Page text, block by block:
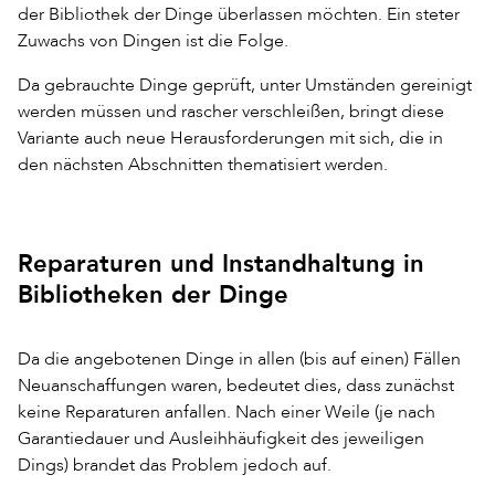
der Bibliothek der Dinge überlassen möchten. Ein steter
Zuwachs von Dingen ist die Folge.
Da gebrauchte Dinge geprüft, unter Umständen gereinigt
werden müssen und rascher verschleißen, bringt diese
Variante auch neue Herausforderungen mit sich, die in
den nächsten Abschnitten thematisiert werden.
Reparaturen und Instandhaltung in
Bibliotheken der Dinge
Da die angebotenen Dinge in allen (bis auf einen) Fällen
Neuanschaffungen waren, bedeutet dies, dass zunächst
keine Reparaturen anfallen. Nach einer Weile (je nach
Garantiedauer und Ausleihhäufigkeit des jeweiligen
Dings) brandet das Problem jedoch auf.